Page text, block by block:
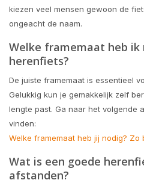
kiezen veel mensen gewoon de
ongeacht de naam.
Welke framemaat heb ik
herenfiets?
De juiste framemaat is essentieel
Gelukkig kun je gemakkelijk zelf
lengte past. Ga naar het volgende
vinden:
Welke framemaat heb jij nodig? Zo
Wat is een goede
afstanden?